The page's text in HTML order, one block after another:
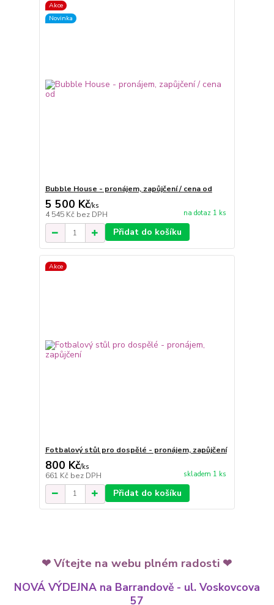
Akce
Novinka
Bubble House - pronájem, zapůjčení / cena od
5 500 Kč/ks
4 545 Kč bez DPH na dotaz 1 ks
Přidat do košíku
Akce
Fotbalový stůl pro dospělé - pronájem, zapůjčení
800 Kč/ks
661 Kč bez DPH skladem 1 ks
Přidat do košíku
❤Vítejte na webu plném radosti ❤
NOVÁ VÝDEJNA na Barrandově - ul. Voskovcova
57